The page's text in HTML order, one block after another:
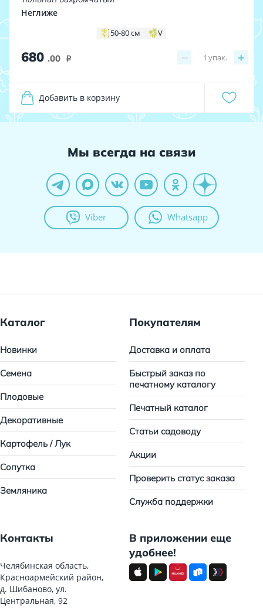
Неглиже
50-80 см V
680 .00 i − +
1 упак.
Добавить в корзину
Мы всегда на связи
Viber Whatsapp
Каталог
Новинки
Семена
Плодовые
Декоративные
Картофель / Лук
Сопутка
Земляника
Покупателям
Доставка и оплата
Быстрый заказ по
печатному каталогу
Печатный каталог
Статьи садоводу
Акции
Проверить статус заказа
Служба поддержки
Контакты
Челябинская область,
Красноармейский район,
д. Шибаново, ул.
Центральная, 92
В приложении еще
удобнее!